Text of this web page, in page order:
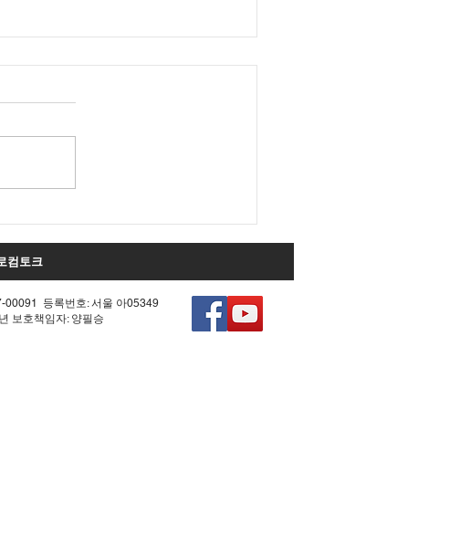
'제10차 헌법 개정'의 비참한
몰락.
컴토크
00091 등록번호: 서울 아05349
보호책임자: 양필승